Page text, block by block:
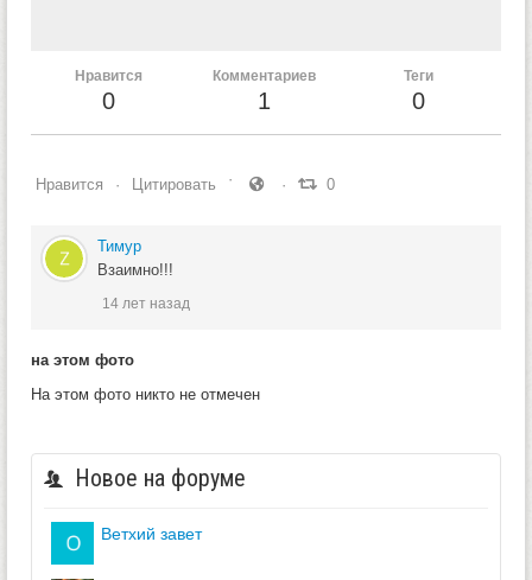
Нравится
0
Комментариев
1
Теги
0
Нравится Цитировать 0
Тимур
Взаимно!!!
14 лет назад
на этом фото
На этом фото никто не отмечен
Новое на форуме
ветхий завет